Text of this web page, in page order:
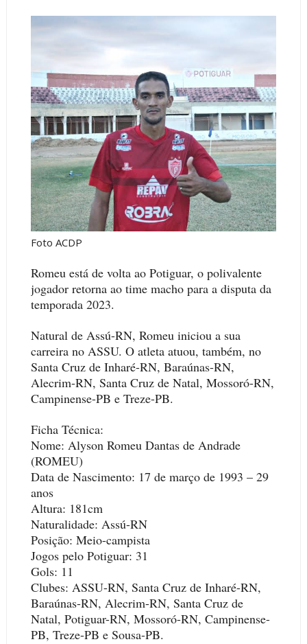
Foto ACDP
Romeu está de volta ao Potiguar, o polivalente
jogador retorna ao time macho para a disputa da
temporada 2023.
Natural de Assú-RN, Romeu iniciou a sua
carreira no ASSU. O atleta atuou, também, no
Santa Cruz de Inharé-RN, Baraúnas-RN,
Alecrim-RN, Santa Cruz de Natal, Mossoró-RN,
Campinense-PB e Treze-PB.
Ficha Técnica:
Nome: Alyson Romeu Dantas de Andrade
(ROMEU)
Data de Nascimento: 17 de março de 1993 – 29
anos
Altura: 181cm
Naturalidade: Assú-RN
Posição: Meio-campista
Jogos pelo Potiguar: 31
Gols: 11
Clubes: ASSU-RN, Santa Cruz de Inharé-RN,
Baraúnas-RN, Alecrim-RN, Santa Cruz de
Natal, Potiguar-RN, Mossoró-RN, Campinense-
PB, Treze-PB e Sousa-PB.